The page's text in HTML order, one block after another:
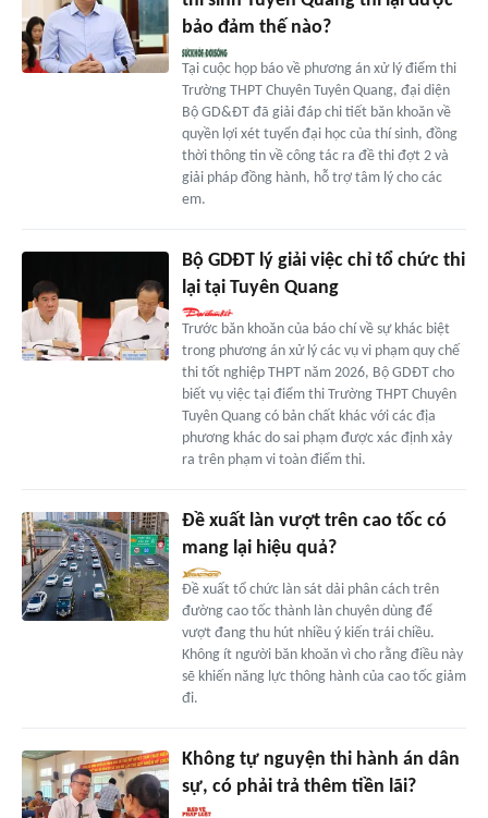
bảo đảm thế nào?
Tại cuộc họp báo về phương án xử lý điểm thi
Trường THPT Chuyên Tuyên Quang, đại diện
Bộ GD&ĐT đã giải đáp chi tiết băn khoăn về
quyền lợi xét tuyển đại học của thí sinh, đồng
thời thông tin về công tác ra đề thi đợt 2 và
giải pháp đồng hành, hỗ trợ tâm lý cho các
em.
Bộ GDĐT lý giải việc chỉ tổ chức thi
lại tại Tuyên Quang
Trước băn khoăn của báo chí về sự khác biệt
trong phương án xử lý các vụ vi phạm quy chế
thi tốt nghiệp THPT năm 2026, Bộ GDĐT cho
biết vụ việc tại điểm thi Trường THPT Chuyên
Tuyên Quang có bản chất khác với các địa
phương khác do sai phạm được xác định xảy
ra trên phạm vi toàn điểm thi.
Đề xuất làn vượt trên cao tốc có
mang lại hiệu quả?
Đề xuất tổ chức làn sát dải phân cách trên
đường cao tốc thành làn chuyên dùng để
vượt đang thu hút nhiều ý kiến trái chiều.
Không ít người băn khoăn vì cho rằng điều này
sẽ khiến năng lực thông hành của cao tốc giảm
đi.
Không tự nguyện thi hành án dân
sự, có phải trả thêm tiền lãi?